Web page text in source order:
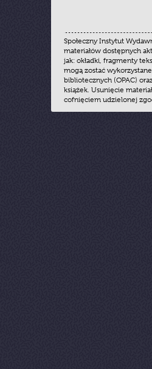
Społeczny Instytut
materiałów dostępnych
jak: okładki, fragmenty
mogą zostać
bibliotecznych (OPAC)
książek. Usunięcie
cofnięciem udzielonej